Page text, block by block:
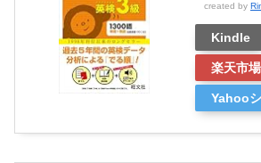
created by
Kindle
楽天市場
Yahoo